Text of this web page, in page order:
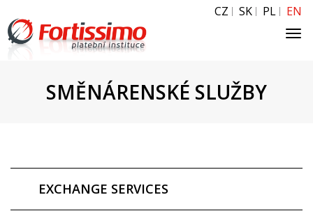
CZ SK PL EN
SMĚNÁRENSKÉ SLUŽBY
EXCHANGE SERVICES